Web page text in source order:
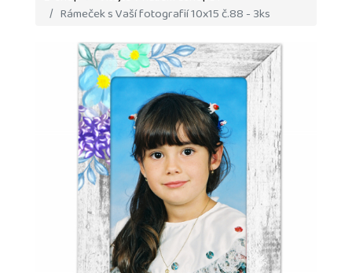
Rámeček s Vaší fotografií 10x15 č.88 - 3ks